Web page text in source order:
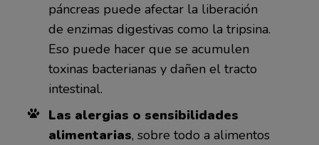
páncreas puede afectar la liberación
de enzimas digestivas como la tripsina.
Eso puede hacer que se acumulen
toxinas bacterianas y dañen el tracto
intestinal.
Las alergias o sensibilidades
alimentarias, sobre todo a alimentos